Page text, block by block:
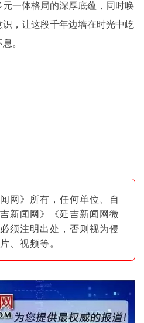
一体格局的深厚底蕴，同时唤
，让这段千年边墙在时光中屹
。
》所有，任何单位、自
新闻网》《延吉新闻网微
须注明出处，否则视为侵
、视频等。